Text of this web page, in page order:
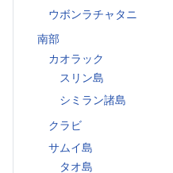
ウボンラチャタニ
南部
カオラック
スリン島
シミラン諸島
クラビ
サムイ島
タオ島